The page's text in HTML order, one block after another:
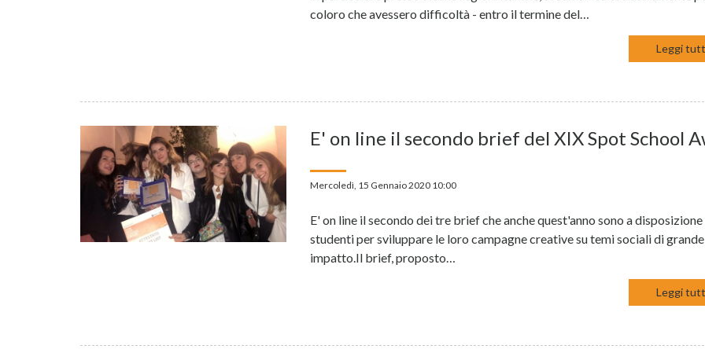
coloro che avessero difficoltà - entro il termine del…
Leggi
E' on line il secondo brief del XIX Spot School
Mercoledì, 15 Gennaio 2020 10:00
E' on line il secondo dei tre brief che anche quest'anno sono a
studenti per sviluppare le loro campagne creative su temi sociali di grande
impatto.Il brief, proposto…
Leggi